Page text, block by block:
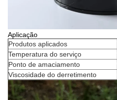
Aplicação
Produtos aplicados
Temperatura do serviço
Ponto de amaciamento
Viscosidade do derretimento